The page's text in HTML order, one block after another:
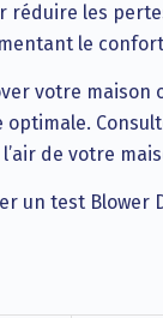
réduire les
le
votre
de votre
un test Blower